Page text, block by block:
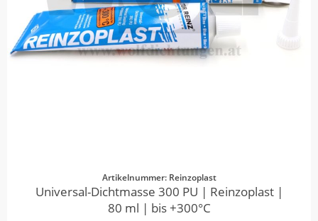
Artikelnummer: Reinzoplast
Universal-Dichtmasse 300 PU | Reinzoplast |
80 ml | bis +300°C